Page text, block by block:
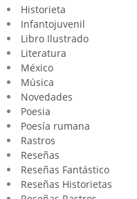
Historieta
Infantojuvenil
Libro Ilustrado
Literatura
México
Música
Novedades
Poesia
Poesía rumana
Rastros
Reseñas
Reseñas Fantástico
Reseñas Historietas